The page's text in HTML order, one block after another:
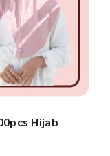
Hijab